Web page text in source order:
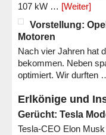
107 kW … [Weiter]
Vorstellung:
Motoren
Nach vier Jahren hat
bekommen. Neben
optimiert. Wir durften
Erlkönige und
Gerücht: Tesla
Tesla-CEO Elon